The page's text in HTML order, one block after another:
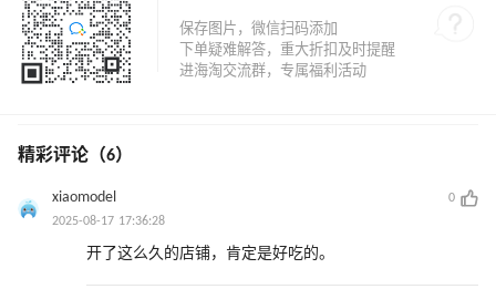
精彩评论（6）
xiaomodel
0
2025-08-17 17:36:28
开了这么久的店铺，肯定是好吃的。